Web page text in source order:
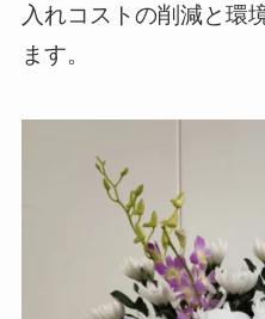
入れコストの削減と環
ます。